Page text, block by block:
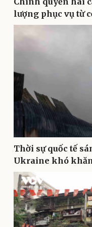
Sức khỏe
Cây thuốc
Nhi khoa
Nam khoa
Làm đẹp - giảm cân
Phòng mạch online
Ăn sạch sống khỏe
lượng phục vụ từ
Thời sự quốc tế
Ukraine khó